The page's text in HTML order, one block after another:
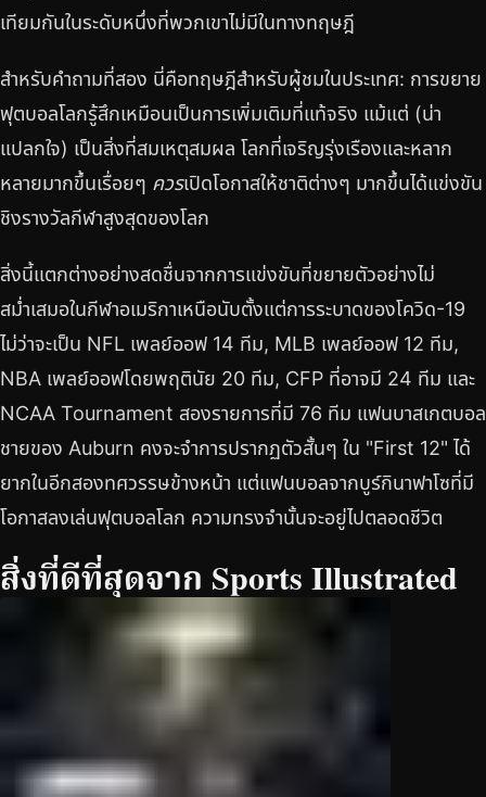
เทียมกันในระดับหนึ่งที่พวกเขาไม่มีในทางทฤษฎี
สำหรับคำถามที่สอง นี่คือทฤษฎีสำหรับผู้ชมในประเทศ: การขยาย
ฟุตบอลโลกรู้สึกเหมือนเป็นการเพิ่มเติมที่แท้จริง แม้แต่ (น่า
แปลกใจ) เป็นสิ่งที่สมเหตุสมผล โลกที่เจริญรุ่งเรืองและหลาก
หลายมากขึ้นเรื่อยๆ ควรเปิดโอกาสให้ชาติต่างๆ มากขึ้นได้แข่งขัน
ชิงรางวัลกีฬาสูงสุดของโลก
สิ่งนี้แตกต่างอย่างสดชื่นจากการแข่งขันที่ขยายตัวอย่างไม่
สม่ำเสมอในกีฬาอเมริกาเหนือนับตั้งแต่การระบาดของโควิด-19
ไม่ว่าจะเป็น NFL เพลย์ออฟ 14 ทีม, MLB เพลย์ออฟ 12 ทีม,
NBA เพลย์ออฟโดยพฤตินัย 20 ทีม, CFP ที่อาจมี 24 ทีม และ
NCAA Tournament สองรายการที่มี 76 ทีม แฟนบาสเกตบอล
ชายของ Auburn คงจะจำการปรากฏตัวสั้นๆ ใน "First 12" ได้
ยากในอีกสองทศวรรษข้างหน้า แต่แฟนบอลจากบูร์กินาฟาโซที่มี
โอกาสลงเล่นฟุตบอลโลก ความทรงจำนั้นจะอยู่ไปตลอดชีวิต
สิ่งที่ดีที่สุดจาก Sports Illustrated